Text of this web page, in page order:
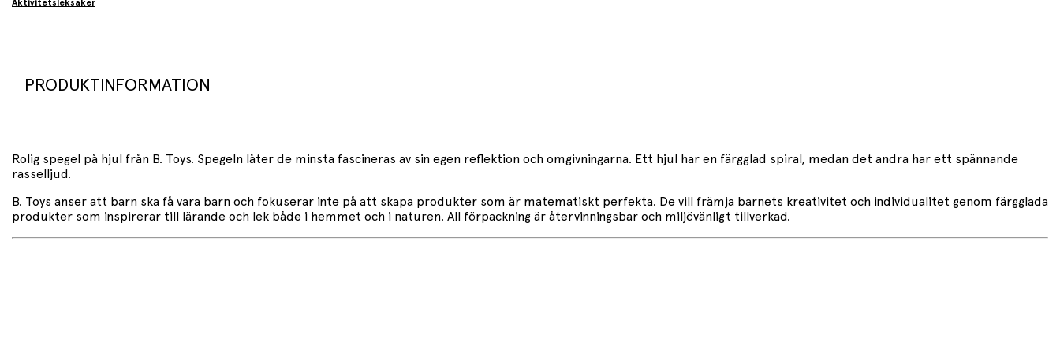
Aktivitetsleksaker
PRODUKTINFORMATION
Rolig spegel på hjul från B. Toys. Spegeln låter de minsta fascineras av sin egen reflektion och omgivningarna. Ett hjul har en färgglad spiral, medan det andra har ett spännande
rasselljud.
B. Toys anser att barn ska få vara barn och fokuserar inte på att skapa produkter som är matematiskt perfekta. De vill främja barnets kreativitet och individualitet genom färgglada
produkter som inspirerar till lärande och lek både i hemmet och i naturen. All förpackning är återvinningsbar och miljövänligt tillverkad.